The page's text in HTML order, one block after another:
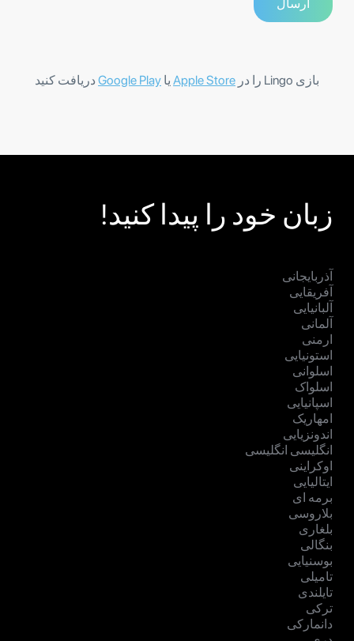
بازی Lingo را در Apple Store یا Google Play دریافت کنید
زبان خود را پیدا کنید!
آذربایجانی
آفریقایی
آلبانیایی
آلمانی
ارمنی
استونیایی
اسلوانی
اسلواک
اسپانیایی
امهاریک
اندونزیایی
انگلیسی انگلیسی
اوکراینی
ایتالیایی
برمه ای
بلاروسی
بلغاری
بنگالی
بوسنیایی
تامیلی
تایلندی
ترکی
دانمارکی